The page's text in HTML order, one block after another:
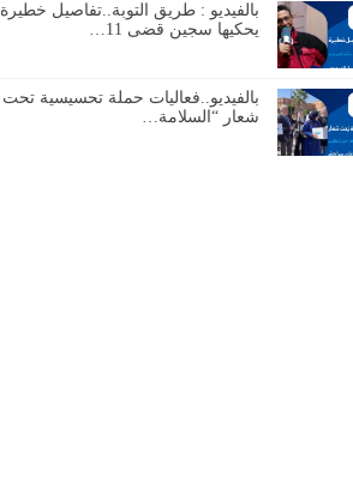
بالفيديو : طريق التوبة..تفاصيل خطيرة
يحكيها سجين قضى 11…
بالفيديو..فعاليات حملة تحسيسية تحت
شعار “السلامة…